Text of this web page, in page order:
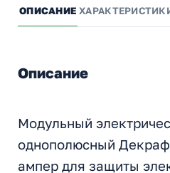
ОПИСАНИЕ
Описание
Модульный
однополюсный
ампер для защиты